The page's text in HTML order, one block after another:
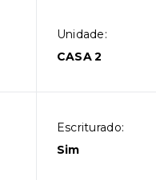
Unidade:
CASA 2
Escriturado:
Sim